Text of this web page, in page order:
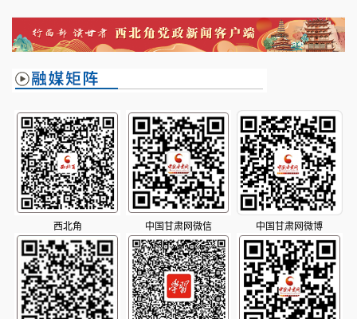
恺散文集《坐等花开》
西北角 中国甘肃网微信 中国甘肃网微博